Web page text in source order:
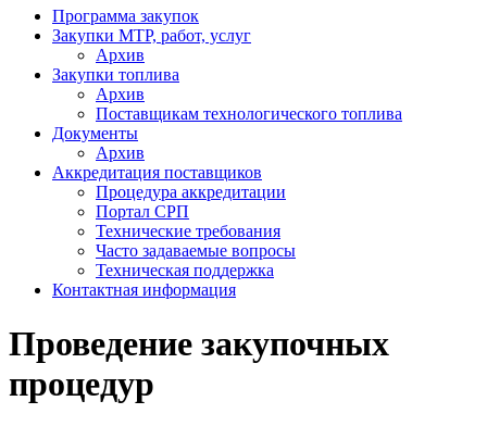
Программа закупок
Закупки МТР, работ, услуг
Архив
Закупки топлива
Архив
Поставщикам технологического топлива
Документы
Архив
Аккредитация поставщиков
Процедура аккредитации
Портал СРП
Технические требования
Часто задаваемые вопросы
Техническая поддержка
Контактная информация
Проведение закупочных
процедур